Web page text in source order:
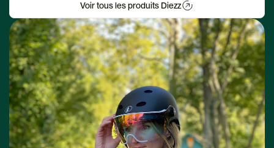
Voir tous les produits Diezz